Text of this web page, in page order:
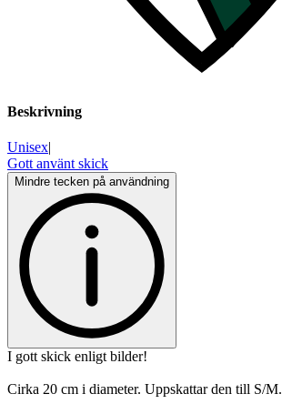
Beskrivning
Unisex|
Gott använt skick
Mindre tecken på användning
I gott skick enligt bilder!
Cirka 20 cm i diameter. Uppskattar den till S/M.